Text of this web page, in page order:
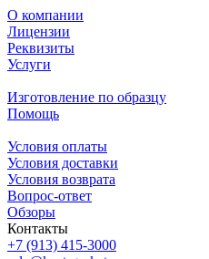
О компании
Лицензии
Реквизиты
Услуги
Изготовление по образцу
Помощь
Условия оплаты
Условия доставки
Условия возврата
Вопрос-ответ
Обзоры
Контакты
+7 (913) 415-3000